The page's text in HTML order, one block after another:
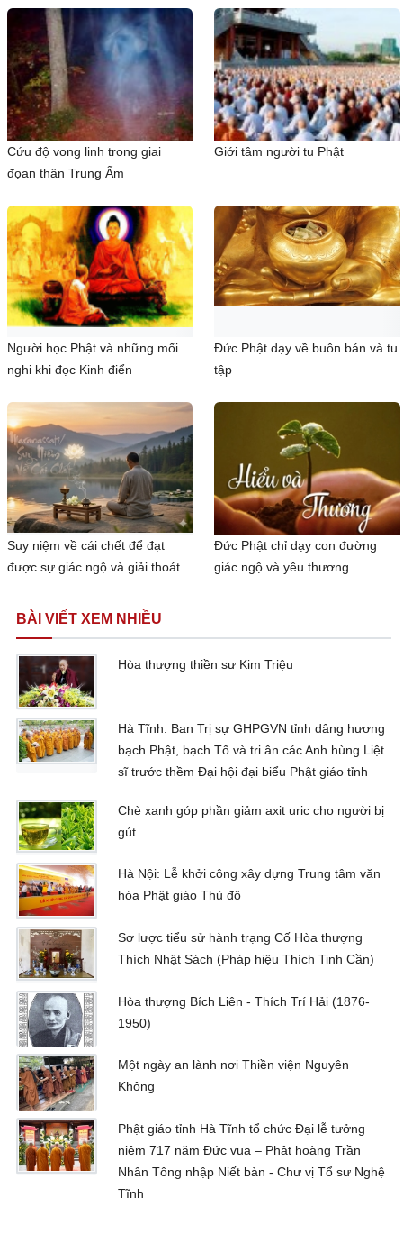
Cứu độ vong linh trong giai
đọan thân Trung Ấm
Giới tâm người tu Phật
Người học Phật và những mối
nghi khi đọc Kinh điển
Đức Phật dạy về buôn bán và tu
tập
Suy niệm về cái chết để đạt
được sự giác ngộ và giải thoát
Đức Phật chỉ dạy con đường
giác ngộ và yêu thương
BÀI VIẾT XEM NHIỀU
Hòa thượng thiền sư Kim Triệu
Hà Tĩnh: Ban Trị sự GHPGVN tỉnh dâng hương
bạch Phật, bạch Tổ và tri ân các Anh hùng Liệt
sĩ trước thềm Đại hội đại biểu Phật giáo tỉnh
Chè xanh góp phần giảm axit uric cho người bị
gút
Hà Nội: Lễ khởi công xây dựng Trung tâm văn
hóa Phật giáo Thủ đô
Sơ lược tiểu sử hành trạng Cố Hòa thượng
Thích Nhật Sách (Pháp hiệu Thích Tinh Cần)
Hòa thượng Bích Liên - Thích Trí Hải (1876-
1950)
Một ngày an lành nơi Thiền viện Nguyên
Không
Phật giáo tỉnh Hà Tĩnh tổ chức Đại lễ tưởng
niệm 717 năm Đức vua – Phật hoàng Trần
Nhân Tông nhập Niết bàn - Chư vị Tổ sư Nghệ
Tĩnh